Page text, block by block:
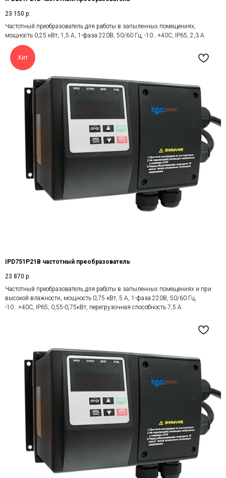
23 150 р.
Частотный преобразователь для работы в запыленных помещениях,
мощность 0,25 кВт, 1,5 А, 1-фаза 220В, 50/60 Гц, -10...+40С, IP65, 2,3 А
Хит
IPD751P21B частотный преобразователь
23 870 р.
Частотный преобразователь для работы в запыленных помещениях и при
высокой влажности, мощность 0,75 кВт, 5 А, 1-фаза 220В, 50/60 Гц,
-10...+40С, IP65, 0,55-0,75кВт, перегрузочная способность 7,5 А